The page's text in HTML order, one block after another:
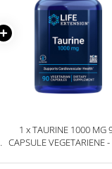
1 x TAURINE 1000 MG
CAPSULE VEGETARIENE -